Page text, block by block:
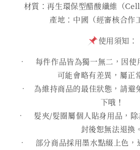
材質：再生環保型醋酸纖維（
產地：中國（經審核合作
使用須知：
• 每件作品皆為獨一無二，因使
可能會略有差異，屬正
• 為維持商品的最佳狀態，請避
下哦！
• 髮夾/髮圈屬個人貼身用品，除
封後恕無法退換。
• 部分商品採用墨水點綴上色，